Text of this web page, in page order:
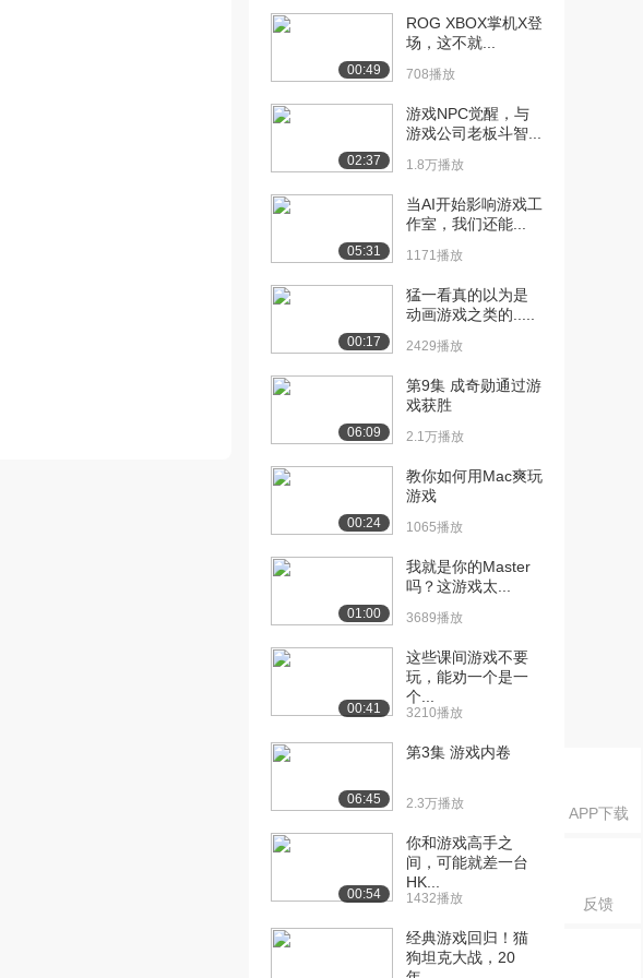
APP下载
反馈
[10] 次世代游戏角色模型
雕刻，国外大佬制...
1436播放
05:20
[11] 次世代游戏角色模型
05:21
[12] 次世代游戏角色模型
04:35
[13] 次世代游戏角色模型
07:03
[14] 次世代游戏角色模型
07:09
[15] 次世代游戏角色模型
08:13
[16] 次世代游戏角色模型
08:20
[17] 次世代游戏角色模型
雕刻，国外大佬制...
07:21
雕刻，国外大佬制...
雕刻，国外大佬制...
[20] 次世代游戏角色模型
雕刻，国外大佬制...
00:49
ROG XBOX掌机X登
场，这不就...
708播放
02:37
游戏NPC觉醒，与
游戏公司老板斗智...
1.8万播放
05:31
当AI开始影响游戏工
作室，我们还能...
1171播放
00:17
猛一看真的以为是
动画游戏之类的.....
2429播放
06:09
第9集 成奇勋通过游
戏获胜
2.1万播放
00:24
教你如何用Mac爽玩
游戏
1065播放
01:00
我就是你的Master
吗？这游戏太...
3689播放
00:41
这些课间游戏不要
玩，能劝一个是一
个...
3210播放
06:45
第3集 游戏内卷
2.3万播放
00:54
你和游戏高手之
间，可能就差一台
HK...
1432播放
经典游戏回归！猫
狗坦克大战，20